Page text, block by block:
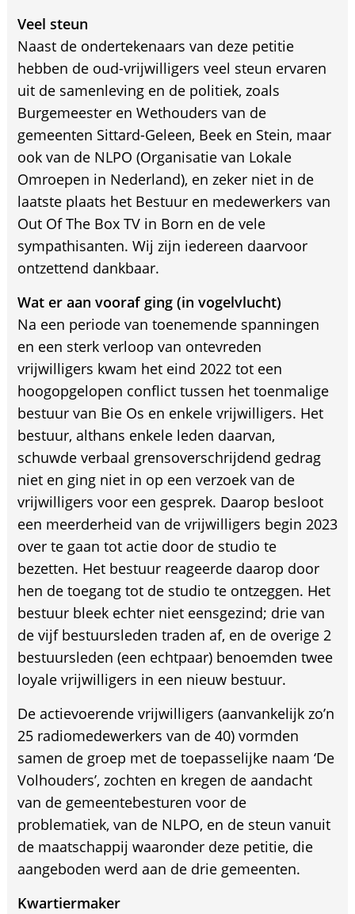
Veel steun
Naast de ondertekenaars van deze petitie
hebben de oud-vrijwilligers veel steun ervaren
uit de samenleving en de politiek, zoals
Burgemeester en Wethouders van de
gemeenten Sittard-Geleen, Beek en Stein, maar
ook van de NLPO (Organisatie van Lokale
Omroepen in Nederland), en zeker niet in de
laatste plaats het Bestuur en medewerkers van
Out Of The Box TV in Born en de vele
sympathisanten. Wij zijn iedereen daarvoor
ontzettend dankbaar.
Wat er aan vooraf ging (in vogelvlucht)
Na een periode van toenemende spanningen
en een sterk verloop van ontevreden
vrijwilligers kwam het eind 2022 tot een
hoogopgelopen conflict tussen het toenmalige
bestuur van Bie Os en enkele vrijwilligers. Het
bestuur, althans enkele leden daarvan,
schuwde verbaal grensoverschrijdend gedrag
niet en ging niet in op een verzoek van de
vrijwilligers voor een gesprek. Daarop besloot
een meerderheid van de vrijwilligers begin 2023
over te gaan tot actie door de studio te
bezetten. Het bestuur reageerde daarop door
hen de toegang tot de studio te ontzeggen. Het
bestuur bleek echter niet eensgezind; drie van
de vijf bestuursleden traden af, en de overige 2
bestuursleden (een echtpaar) benoemden twee
loyale vrijwilligers in een nieuw bestuur.
De actievoerende vrijwilligers (aanvankelijk zo’n
25 radiomedewerkers van de 40) vormden
samen de groep met de toepasselijke naam ‘De
Volhouders’, zochten en kregen de aandacht
van de gemeentebesturen voor de
problematiek, van de NLPO, en de steun vanuit
de maatschappij waaronder deze petitie, die
aangeboden werd aan de drie gemeenten.
Kwartiermaker